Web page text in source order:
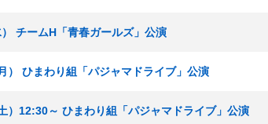
チームH「青春ガールズ」公演
） ひまわり組「パジャマドライブ」公演
）12:30～ ひまわり組「パジャマドライブ」公演